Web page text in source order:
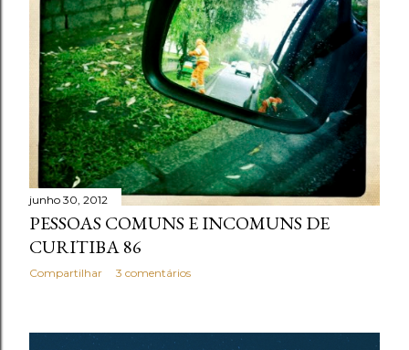
n
junho 30, 2012
PESSOAS COMUNS E INCOMUNS DE
CURITIBA 86
Compartilhar 3 comentários